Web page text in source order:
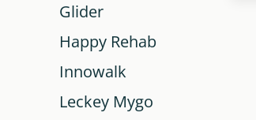
Glider
Happy Rehab
Innowalk
Leckey Mygo